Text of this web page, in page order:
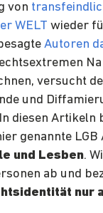
von
WELT wieder
Autoren
versucht
und
diesen Artikeln
genannte LGB
und Lesben.
ab und
nur